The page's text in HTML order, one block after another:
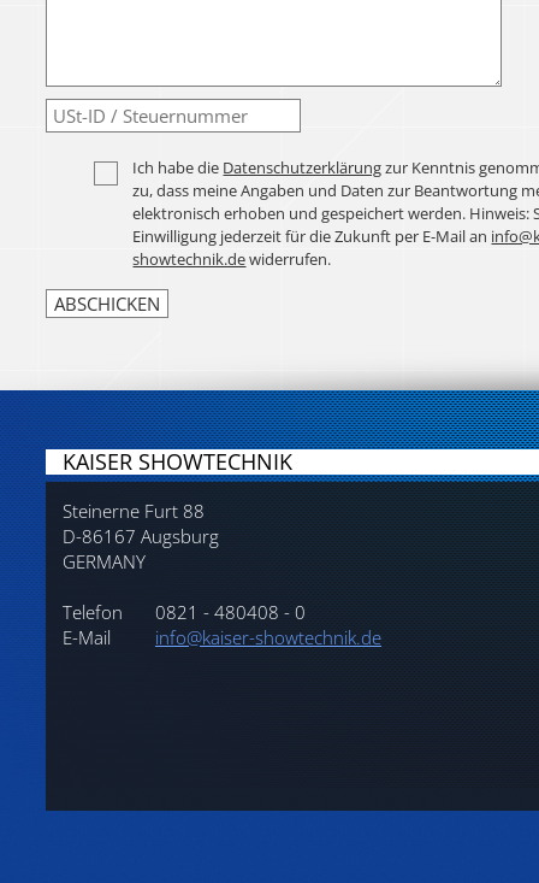
Ich habe die Datenschutzerklärungzur Kenntnis
zu, dass meine Angaben und Daten zur Beantwortung
elektronisch erhoben und gespeichert werden. Hinweis:
Einwilligung jederzeit für die Zukunft per E-Mail an
showtechnik.dewiderrufen.
KAISER SHOWTECHNIK
Steinerne Furt 88
D-86167 Augsburg
GERMANY
Telefon
0821 - 480408 - 0
E-Mail
info@kaiser-showtechnik.de